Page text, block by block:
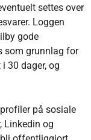
settes over
Loggen
gode
som grunnlag for
30 dager, og
på sosiale
Linkedin og